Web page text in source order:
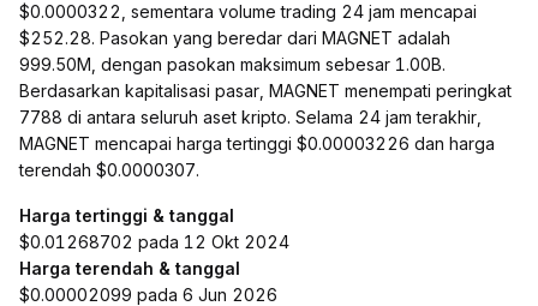
$0.0000322, sementara volume trading 24 jam mencapai
$252.28. Pasokan yang beredar dari MAGNET adalah
999.50M, dengan pasokan maksimum sebesar 1.00B.
Berdasarkan kapitalisasi pasar, MAGNET menempati peringkat
7788 di antara seluruh aset kripto. Selama 24 jam terakhir,
MAGNET mencapai harga tertinggi $0.00003226 dan harga
terendah $0.0000307.
Harga tertinggi & tanggal
$0.01268702 pada 12 Okt 2024
Harga terendah & tanggal
$0.00002099 pada 6 Jun 2026